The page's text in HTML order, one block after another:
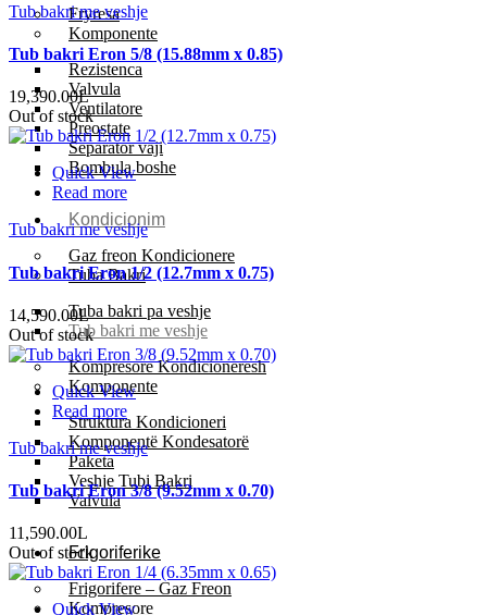
Fryresa
Komponente
Rezistenca
Valvula
Ventilatore
Preostate
Separator vaji
Bombula boshe
Kondicionim
Gaz freon Kondicionere
Tuba Bakri
Tuba bakri pa veshje
Tub bakri me veshje
Kompresore Kondicioneresh
Komponente
Struktura Kondicioneri
Komponentë Kondesatorë
Paketa
Veshje Tubi Bakri
Valvula
Frigoriferike
Frigorifere – Gaz Freon
Kompresore
Tub bakri me veshje
Tub bakri Eron 5/8 (15.88mm x 0.85)
19,390.00L
Out of stock
Quick View
Read more
Tub bakri me veshje
Tub bakri Eron 1/2 (12.7mm x 0.75)
14,590.00L
Out of stock
Quick View
Read more
Tub bakri me veshje
Tub bakri Eron 3/8 (9.52mm x 0.70)
11,590.00L
Out of stock
Quick View